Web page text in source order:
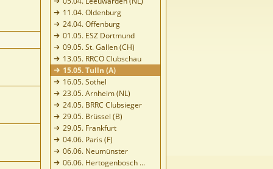
11.04. Oldenburg
24.04. Offenburg
01.05. ESZ Dortmund
09.05. St. Gallen (CH)
13.05. RRCÖ Clubschau
15.05. Tulln (A)
16.05. Sothel
23.05. Arnheim (NL)
24.05. BRRC Clubsieger
29.05. Brüssel (B)
29.05. Frankfurt
04.06. Paris (F)
06.06. Neumünster
06.06. Hertogenbosch ...